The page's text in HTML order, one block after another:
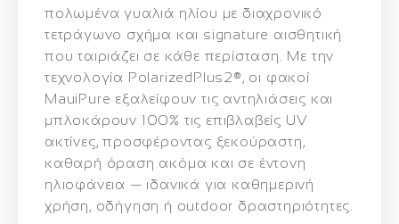
πολωμένα γυαλιά ηλίου με διαχρονικό
τετράγωνο σχήμα και signature αισθητική
που ταιριάζει σε κάθε περίσταση. Με την
τεχνολογία PolarizedPlus2®, οι φακοί
MauiPure εξαλείφουν τις αντηλιάσεις και
μπλοκάρουν 100% τις επιβλαβείς UV
ακτίνες, προσφέροντας ξεκούραστη,
καθαρή όραση ακόμα και σε έντονη
ηλιοφάνεια — ιδανικά για καθημερινή
χρήση, οδήγηση ή outdoor δραστηριότητες.